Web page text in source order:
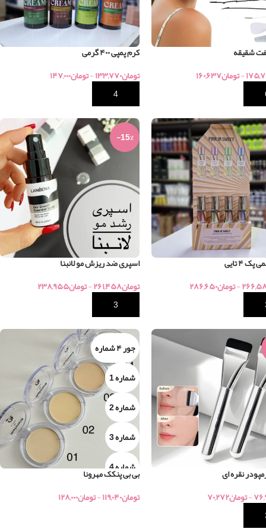
شقیقه
-تومان۱۶۰,۶۳۷
کرم پمپی ۴۰۰ گرمی
تومان۱۳۳,۷۷۰-تومان۱۴۷,۰۰۰
خرید
۴ تایی
-تومان۲۸۶,۶۵۰
-15%
اسپری ضد ریزش مو لانبنا
تومان۲۶۱,۴۵۸-تومان۲۳۸,۹۵۵
نقره ای
-تومان۷۰,۲۷۲
جور ۴ شماره
شماره 1
شماره 2
شماره 3
شماره 4
بی بی پنکک مهرونا
تومان۱۱۹,۰۴۰-تومان۱۲۸,۰۰۰